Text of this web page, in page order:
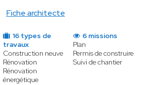
Fiche architecte
16 types de
travaux
Construction neuve
Rénovation
Rénovation
énergétique
6 missions
Plan
Permis de construire
Suivi de chantier